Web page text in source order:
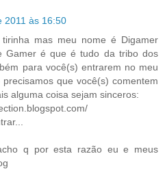
2011 às 16:50
mas meu nome é Digamer
Gamer é que é tudo da tribo dos
para você(s) entrarem no meu
que você(s) comentem
alguma coisa sejam sinceros:
q por esta razão eu e meus